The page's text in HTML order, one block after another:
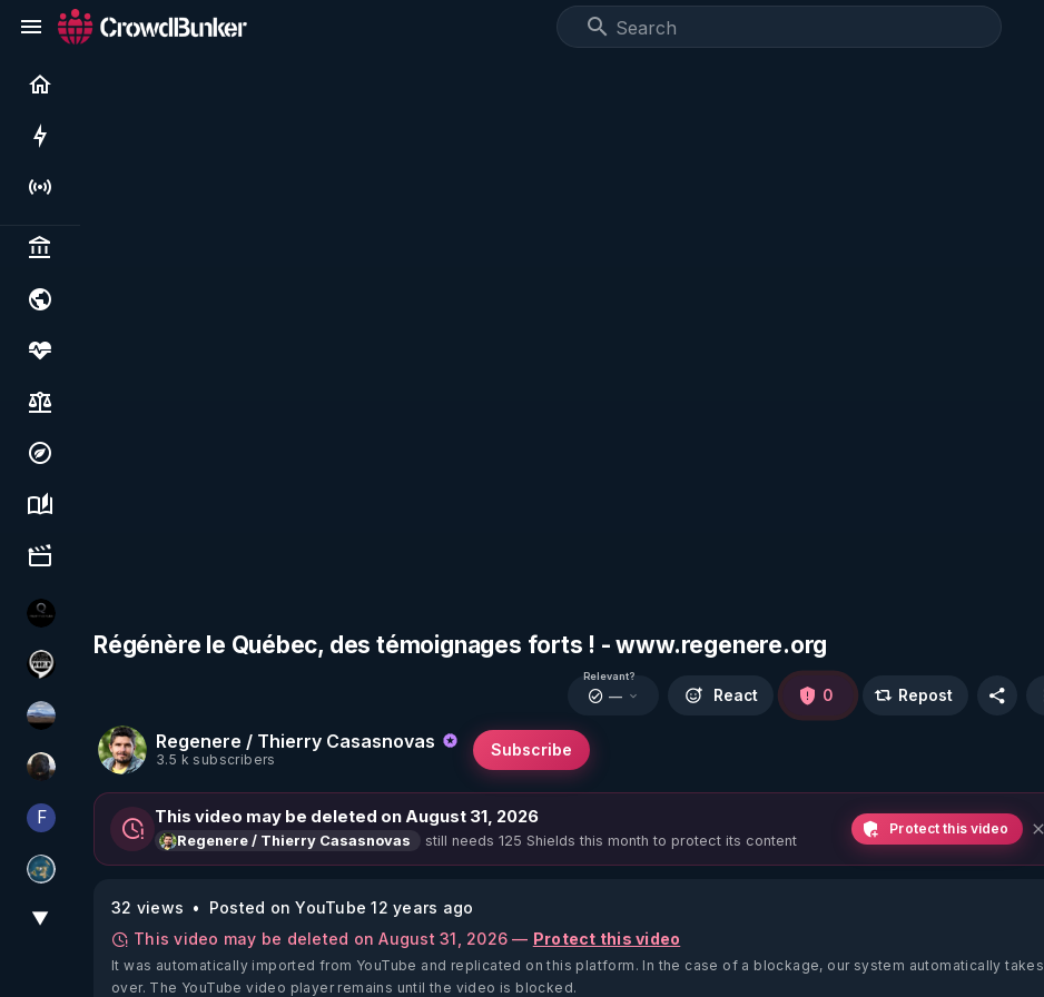
Live
Politics & institutions
Society, justice & freedoms
Economy, environment & technology
Science, history & spirituality
Culture, media & entertainment
La vérité
Notre Réalité Est Falsifiée Et Fausse
michel lanceur alerte
TrueMedia
FFinalscape
Réinformation sur le monde
▼
Régénère le Québec, des témoignages forts ! - www.regenere.org
Regenere / Thierry Casasnovas
3.5 k subscribers
Subscribe
Relevant?
— React 0 Repost
This video may be deleted on August 31, 2026
Regenere / Thierry Casasnovas still needs 125 Shields this month to protect its content
Protect this video
32 views
Posted on YouTube 12 years ago
This video may be deleted on August 31, 2026 — Protect this video
It was automatically imported from YouTube and replicated on this platform. In the case of a blockage, our system automatically takes
over. The YouTube video player remains until the video is blocked.